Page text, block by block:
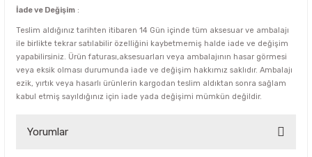
İade ve Değişim :
Teslim aldığınız tarihten itibaren 14 Gün içinde tüm aksesuar ve ambalajı
ile birlikte tekrar satılabilir özelliğini kaybetmemiş halde iade ve değişim
yapabilirsiniz. Ürün faturası,aksesuarları veya ambalajının hasar görmesi
veya eksik olması durumunda iade ve değişim hakkımız saklıdır. Ambalajı
ezik, yırtık veya hasarlı ürünlerin kargodan teslim aldıktan sonra sağlam
kabul etmiş sayıldığınız için iade yada değişimi mümkün değildir.
Yorumlar